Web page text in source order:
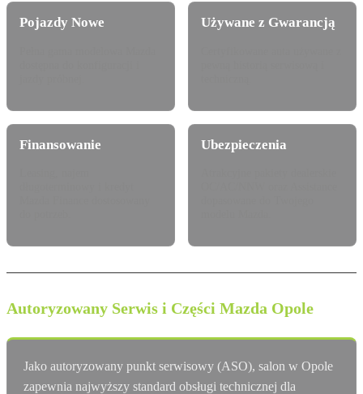
Pojazdy Nowe Używane z Gwarancją
Finansowanie Ubezpieczenia
Autoryzowany Serwis i Części Mazda Opole
Jako autoryzowany punkt serwisowy (ASO), salon w Opole
zapewnia najwyższy standard obsługi technicznej dla